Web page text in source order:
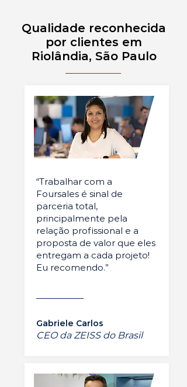
Qualidade reconhecida
por clientes em
Riolândia, São Paulo
“Trabalhar com a
Foursales é sinal de
parceria total,
principalmente pela
relação profissional e a
proposta de valor que eles
entregam a cada projeto!
Eu recomendo.”
Gabriele Carlos
CEO da ZEISS do Brasil